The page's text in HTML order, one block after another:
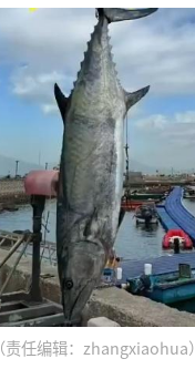
（责任编辑：zhangxiaohua）